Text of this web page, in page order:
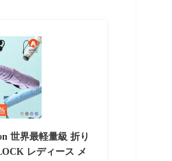
世界最軽量級 折り
レディース メ